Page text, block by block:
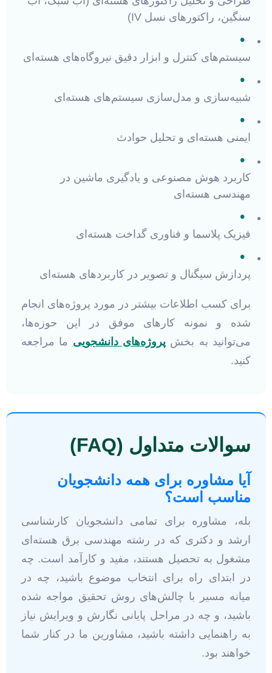
سنگین، راکتورهای نسل IV)
•
سیستم‌های کنترل و ابزار دقیق نیروگاه‌های هسته‌ای
•
شبیه‌سازی و مدل‌سازی سیستم‌های هسته‌ای
•
ایمنی هسته‌ای و تحلیل حوادث
•
کاربرد هوش مصنوعی و یادگیری ماشین در
مهندسی هسته‌ای
•
فیزیک پلاسما و فناوری گداخت هسته‌ای
•
پردازش سیگنال و تصویر در کاربردهای هسته‌ای
برای کسب اطلاعات بیشتر در مورد پروژه‌های انجام
شده و نمونه کارهای موفق در این حوزه‌ها،
می‌توانید به بخش پروژه‌های دانشجویی ما مراجعه
کنید.
سوالات متداول (FAQ)
آیا مشاوره برای همه دانشجویان
مناسب است؟
بله، مشاوره برای تمامی دانشجویان کارشناسی
ارشد و دکتری که در رشته مهندسی برق هسته‌ای
مشغول به تحصیل هستند، مفید و کارآمد است. چه
در ابتدای راه برای انتخاب موضوع باشید، چه در
میانه مسیر با چالش‌های روش تحقیق مواجه شده
باشید، و چه در مراحل پایانی نگارش و ویرایش نیاز
به راهنمایی داشته باشید، مشاورین ما در کنار شما
خواهند بود.